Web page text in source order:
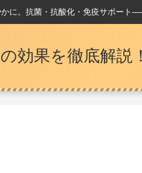
に。抗菌・抗酸化・免疫サポート
効果を徹底解説